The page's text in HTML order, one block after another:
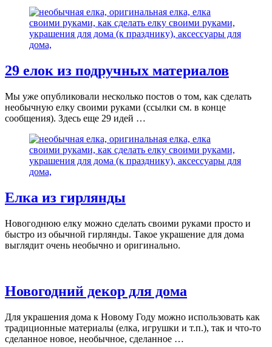
29 елок из подручных материалов
Мы уже опубликовали несколько постов о том, как сделать
необычную елку своими руками (ссылки см. в конце
сообщения). Здесь еще 29 идей …
Елка из гирлянды
Новогоднюю елку можно сделать своими руками просто и
быстро из обычной гирлянды. Такое украшение для дома
выглядит очень необычно и оригинально.
Новогодний декор для дома
Для украшения дома к Новому Году можно использовать как
традиционные материалы (елка, игрушки и т.п.), так и что-то
сделанное новое, необычное, сделанное …